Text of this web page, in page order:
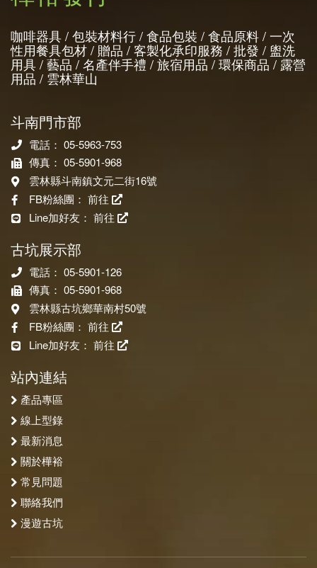
咖啡器具 / 包裝材料行 / 食品包裝 / 食品原料 / 一次
性用餐具包材 / 贈品 / 客製化承印服務 / 批發 / 盥洗
用具 / 藝品 / 名產伴手禮 / 旅宿用品 / 環保商品 / 露營
用品 / 雲林華山
斗南門市部
電話： 05-5963-753
傳真： 05-5901-968
雲林縣斗南鎮文元二街16號
FB粉絲團： 前往
Line加好友： 前往
古坑展示部
電話： 05-5901-126
傳真： 05-5901-968
雲林縣古坑鄉華南村50號
FB粉絲團： 前往
Line加好友： 前往
站內連結
產品專區
線上型錄
最新消息
關於樺裕
常見問題
聯絡我們
漫遊古坑